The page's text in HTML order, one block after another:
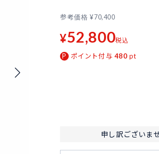
参考価格 ¥70,400
¥52,800税込
ポイント付与 480 pt
申し訳ございま